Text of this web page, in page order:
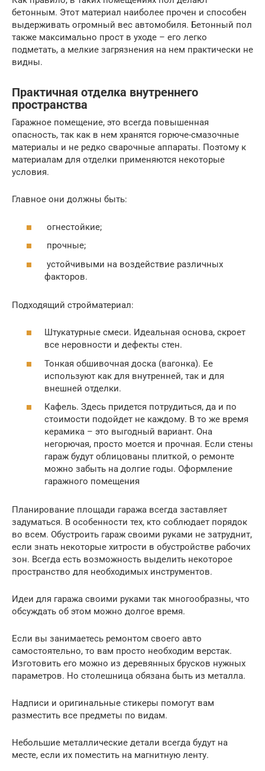
бетонным. Этот материал наиболее прочен и способен
выдерживать огромный вес автомобиля. Бетонный пол
также максимально прост в уходе – его легко
подметать, а мелкие загрязнения на нем практически не
видны.
Практичная отделка внутреннего
пространства
Гаражное помещение, это всегда повышенная
опасность, так как в нем хранятся горюче-смазочные
материалы и не редко сварочные аппараты. Поэтому к
материалам для отделки применяются некоторые
условия.
Главное они должны быть:
огнестойкие;
прочные;
устойчивыми на воздействие различных
факторов.
Подходящий стройматериал:
Штукатурные смеси. Идеальная основа, скроет
все неровности и дефекты стен.
Тонкая обшивочная доска (вагонка). Ее
используют как для внутренней, так и для
внешней отделки.
Кафель. Здесь придется потрудиться, да и по
стоимости подойдет не каждому. В то же время
керамика – это выгодный вариант. Она
негорючая, просто моется и прочная. Если стены
гараж будут облицованы плиткой, о ремонте
можно забыть на долгие годы. Оформление
гаражного помещения
Планирование площади гаража всегда заставляет
задуматься. В особенности тех, кто соблюдает порядок
во всем. Обустроить гараж своими руками не затруднит,
если знать некоторые хитрости в обустройстве рабочих
зон. Всегда есть возможность выделить некоторое
пространство для необходимых инструментов.
Идеи для гаража своими руками так многообразны, что
обсуждать об этом можно долгое время.
Если вы занимаетесь ремонтом своего авто
самостоятельно, то вам просто необходим верстак.
Изготовить его можно из деревянных брусков нужных
параметров. Но столешница обязана быть из металла.
Надписи и оригинальные стикеры помогут вам
разместить все предметы по видам.
Небольшие металлические детали всегда будут на
месте, если их поместить на магнитную ленту.